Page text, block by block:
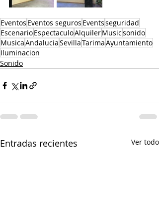
Eventos Eventos seguros Eventsseguridad
EscenarioEspectaculoAlquilerMusicsonido
MusicaAndaluciaSevillaTarimaAyuntamiento
Iluminacion
Sonido
Entradas recientes Ver todo